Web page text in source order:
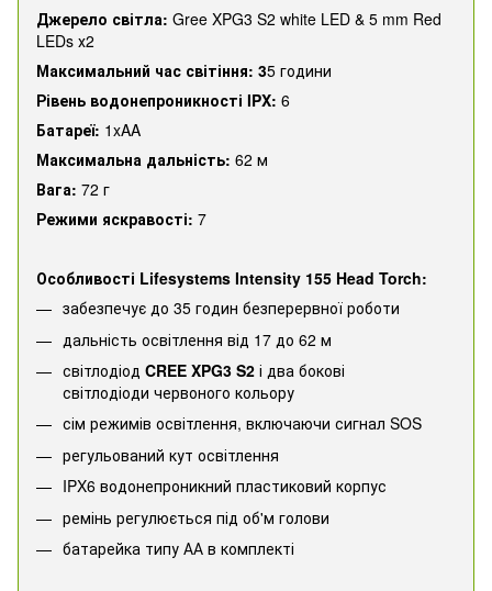
Джерело світла: Gree XPG3 S2 white LED & 5 mm Red
LEDs х2
Максимальний час світіння: 35 години
Рівень водонепроникності IPX: 6
Батареї: 1xAA
Максимальна дальність: 62 м
Вага: 72 г
Режими яскравості: 7
Особливості Lifesystems Intensity 155 Head Torch:
забезпечує до 35 годин безперервної роботи
дальність освітлення від 17 до 62 м
світлодіод CREE XPG3 S2 і два бокові
світлодіоди червоного кольору
сім режимів освітлення, включаючи сигнал SOS
регульований кут освітлення
IPX6 водонепроникний пластиковий корпус
ремінь регулюється під об'м голови
батарейка типу АА в комплекті